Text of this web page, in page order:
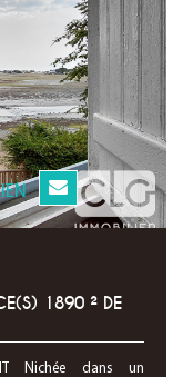
1890 ² DE
Nichée dans un